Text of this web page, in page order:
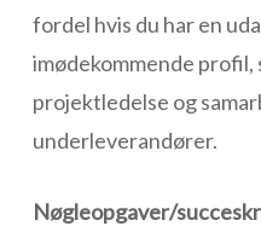
fordel hvis du har en
imødekommende profil,
projektledelse og
underleverandører.
Nøgleopgaver/